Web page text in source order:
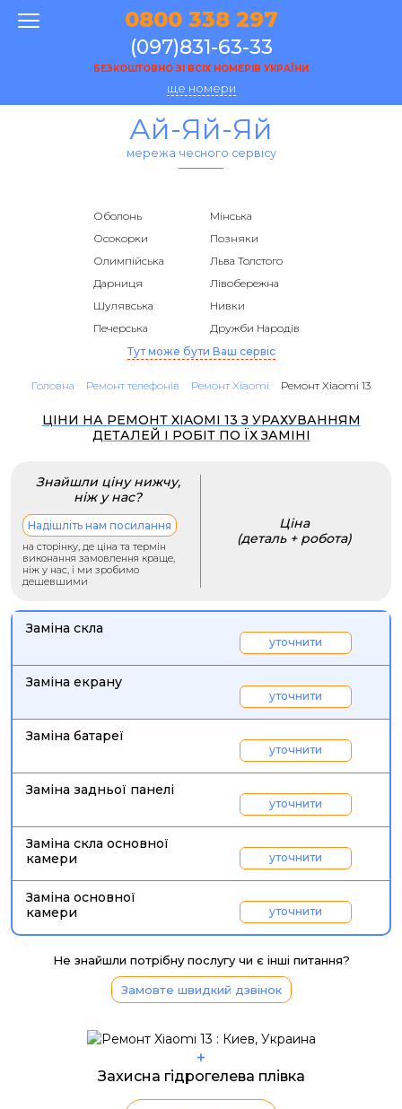
0800 338 297
(097)831-63-33
БЕЗКОШТОВНО ЗІ ВСІХ НОМЕРІВ УКРАЇНИ
ще номери
Ай-Яй-Яй
мережа чесного сервісу
Оболонь
Мінська
Осокорки
Позняки
Олимпійська
Льва Толстого
Дарниця
Лівобережна
Шулявська
Нивки
Печерська
Дружби Народів
Тут може бути Ваш сервіс
Головна Ремонт телефонів Ремонт Xiaomi Ремонт Xiaomi 13
ЦІНИ НА РЕМОНТ XIAOMI 13 З УРАХУВАННЯМ
ДЕТАЛЕЙ І РОБІТ ПО ЇХ ЗАМІНІ
Знайшли ціну нижчу,
ніж у нас?
Надішліть нам посилання
на сторінку, де ціна та термін
виконання замовлення краще,
ніж у нас, і ми зробимо
дешевшими
Ціна
(деталь + робота)
Заміна скла
уточнити
Заміна екрану
уточнити
Заміна батареї
уточнити
Заміна задньої панелі
уточнити
Заміна скла основної
камери
уточнити
Заміна основної
камери
уточнити
Не знайшли потрібну послугу чи є інші питання?
Замовте швидкий дзвінок
+
Захисна гідрогелева плівка